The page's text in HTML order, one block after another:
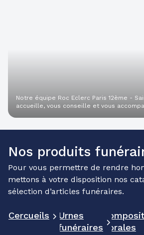
Notre équipe Roc Eclerc Paris 12ème -
accueille, vous conseille et vous
Nos produits
Pour vous permettre de rendre
mettons à votre disposition nos
sélection d’articles funéraires.
Cercueils
Urnes
funéraires florales